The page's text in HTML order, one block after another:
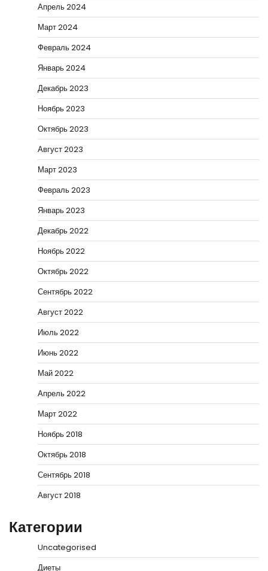
Апрель 2024
Март 2024
Февраль 2024
Январь 2024
Декабрь 2023
Ноябрь 2023
Октябрь 2023
Август 2023
Март 2023
Февраль 2023
Январь 2023
Декабрь 2022
Ноябрь 2022
Октябрь 2022
Сентябрь 2022
Август 2022
Июль 2022
Июнь 2022
Май 2022
Апрель 2022
Март 2022
Ноябрь 2018
Октябрь 2018
Сентябрь 2018
Август 2018
Категории
Uncategorised
Диеты